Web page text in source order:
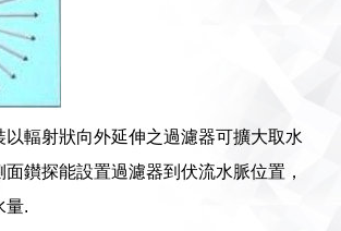
以輻射狀向外延伸之過濾器可擴大取水
鑚探能設置過濾器到伏流水脈位置，
量.